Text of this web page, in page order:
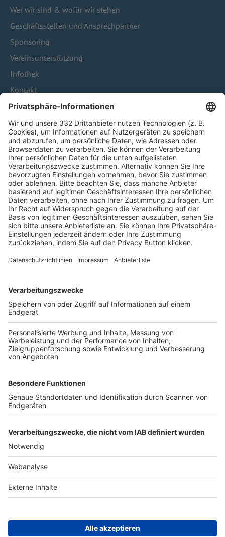
Wer wir sind & wofür wir stehen
Geschäftsstellen und Ansprechpartner
Sponsoring
Vereinsunterstützung
Infothek
Kontakt
HÄUFIG BESUCHTE SEITEN
Pässe und Vereinswechsel
Trainerausbildung
Schulungsangebot Vereinsmitarbeiter
BFV-Geschäftsstellen
Trainerbörse
Login SpielPlus
FOLGE DEM BFV
TOP-VEREINE
TOP-PARTNER
Nutzungsbedingungen Datenschutz Impressum